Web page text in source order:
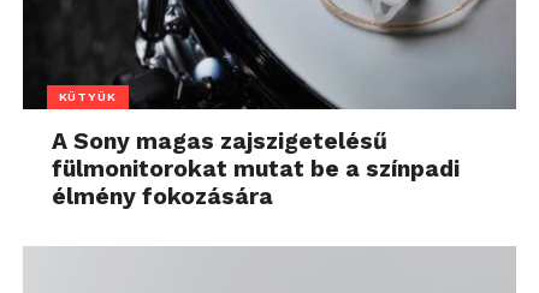
KÜTYÜK
A Sony magas zajszigetelésű
fülmonitorokat mutat be a színpadi
élmény fokozására